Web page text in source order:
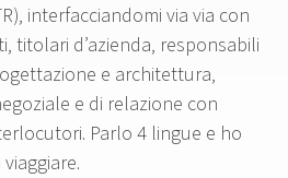
interfacciandomi via via con
titolari d’azienda, responsabili
e architettura,
e di relazione con
Parlo 4 lingue e ho